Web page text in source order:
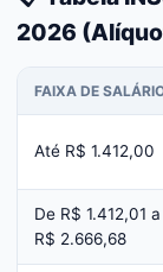
2026
FAIXA DE
Até R$ 1.412,00
De R$ 1.412,01 a
R$ 2.666,68